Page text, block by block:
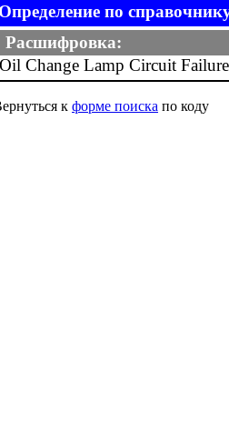
по
Расшифровка:
Oil Change Lamp Circuit Failure
к форме поиска по коду